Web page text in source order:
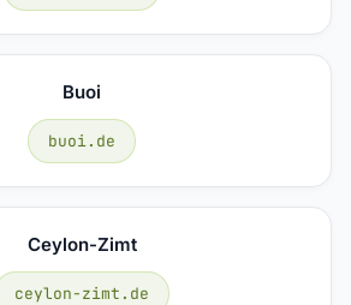
Buoi
buoi.de
Ceylon-Zimt
ceylon-zimt.de